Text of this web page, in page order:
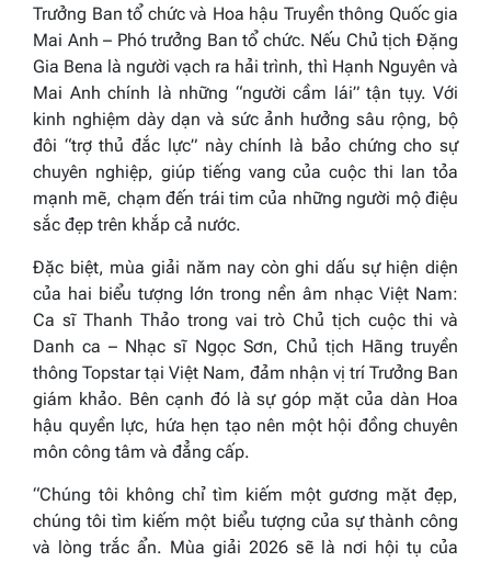
Trưởng Ban tổ chức và Hoa hậu Truyền thông Quốc gia
Mai Anh – Phó trưởng Ban tổ chức. Nếu Chủ tịch Đặng
Gia Bena là người vạch ra hải trình, thì Hạnh Nguyên và
Mai Anh chính là những “người cầm lái” tận tụy. Với
kinh nghiệm dày dạn và sức ảnh hưởng sâu rộng, bộ
đôi “trợ thủ đắc lực” này chính là bảo chứng cho sự
chuyên nghiệp, giúp tiếng vang của cuộc thi lan tỏa
mạnh mẽ, chạm đến trái tim của những người mộ điệu
sắc đẹp trên khắp cả nước.
Đặc biệt, mùa giải năm nay còn ghi dấu sự hiện diện
của hai biểu tượng lớn trong nền âm nhạc Việt Nam:
Ca sĩ Thanh Thảo trong vai trò Chủ tịch cuộc thi và
Danh ca – Nhạc sĩ Ngọc Sơn, Chủ tịch Hãng truyền
thông Topstar tại Việt Nam, đảm nhận vị trí Trưởng Ban
giám khảo. Bên cạnh đó là sự góp mặt của dàn Hoa
hậu quyền lực, hứa hẹn tạo nên một hội đồng chuyên
môn công tâm và đẳng cấp.
“Chúng tôi không chỉ tìm kiếm một gương mặt đẹp,
chúng tôi tìm kiếm một biểu tượng của sự thành công
và lòng trắc ẩn. Mùa giải 2026 sẽ là nơi hội tụ của